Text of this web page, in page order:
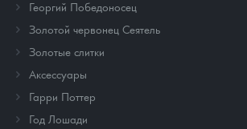
Георгий Победоносец
Золотой червонец Сеятель
Золотые слитки
Аксессуары
Гарри Поттер
Год Лошади